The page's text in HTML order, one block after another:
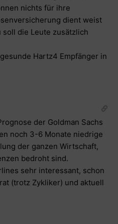
nichts für ihre
dient weist
die Leute zusätzlich
Hartz4 Empfänger in
der Goldman Sachs
noch 3-6 Monate niedrige
der ganzen Wirtschaft,
bedroht sind.
sehr interessant, schon
(trotz Zykliker) und aktuell